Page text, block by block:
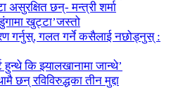
असुरक्षित छन्- मन्त्री शर्मा
खुट्टा’जस्तो
गर्नुस्, गलत गर्ने कसैलाई नछोड्नुस् :
हुन्थे कि झ्यालखानामा जान्थे’
छन् रविविरुद्धका तीन मुद्दा